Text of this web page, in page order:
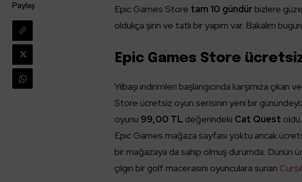
Paylaş Epic Games Store tam 10 gündür bizlere
oldukça şirin ve tatlı bir yapım var. Bakalım
Epic Games Store
Yılbaşı indirimleri başlangıcında karşımıza
Store ücretsiz oyun serisinin yeni bir
oyunu 99,00 TL değerindeki Cat Quest
Epic Games mağaza sayfası yoktu ancak
bir mağazaya da sahip olmuş durumda.
çılgın bir golf macerasını oyunculara sunan